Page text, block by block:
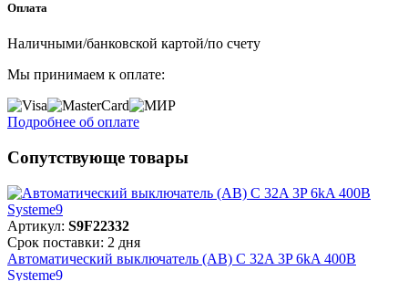
Оплата
Наличными/банковской картой/по счету
Мы принимаем к оплате:
Подробнее об оплате
Сопутствующе товары
Артикул: S9F22332
Срок поставки: 2 дня
Автоматический выключатель (АВ) C 32A 3P 6kA 400В
Systeme9